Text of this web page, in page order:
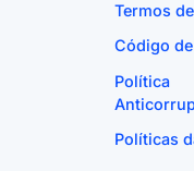
Termos
Código
Política
Políticas